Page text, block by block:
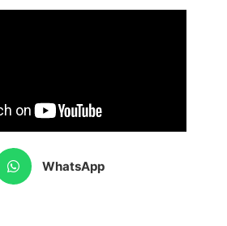
WhatsApp